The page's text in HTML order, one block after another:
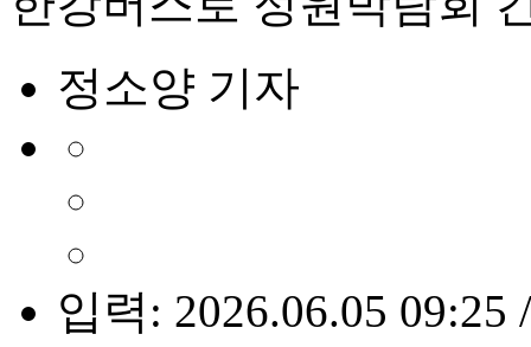
정소양 기자
입력: 2026.06.05 09:25